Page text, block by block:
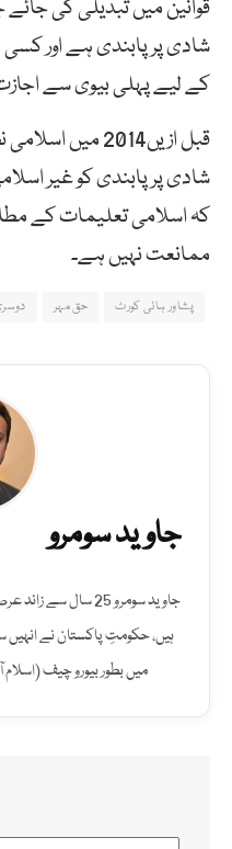
قوانین میں تبدیلی کی
شادی پر پابندی ہے اور
کے لیے پہلی بیوی سے
قبل ازیں2014
شادی پر پابندی کو غیر
کہ اسلامی تعلیمات کے
ممانعت نہیں ہے۔
پشاور ہائی کورٹ حق مہر
جاوید سومرو
جاوید سومرو 25
ہیں، حکومتِ پاکستان نے انہیں
میں بطور بیورو چیف